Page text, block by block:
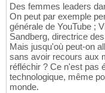
Des femmes leaders
On peut par exemple
générale de YouTube ;
Sandberg, directrice
Mais jusqu'où peut-on
sans avoir recours aux
réfléchir ? Ce n'est pas
technologique, même
monde.